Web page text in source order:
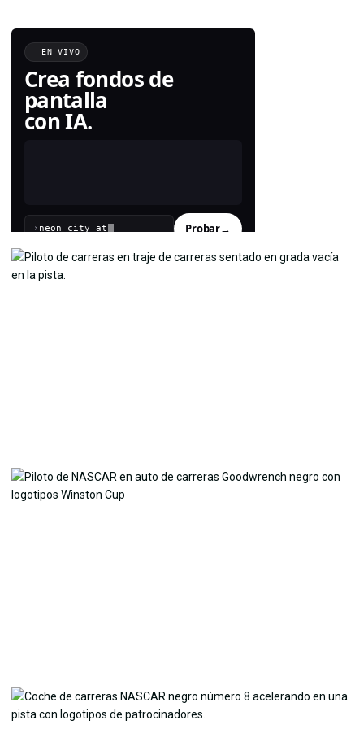
EN VIVO
Crea fondos de
pantalla
con IA.
› Probar→